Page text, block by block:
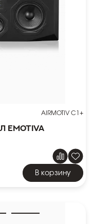
AIRMOTIV C1+
Emotiva
В корзину